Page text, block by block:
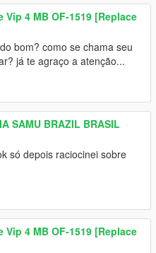
Vip 4 MB OF-1519 [Replace
bom? como se chama seu
já te agraço a atenção...
SAMU BRAZIL BRASIL
só depois raciocinei sobre
Vip 4 MB OF-1519 [Replace